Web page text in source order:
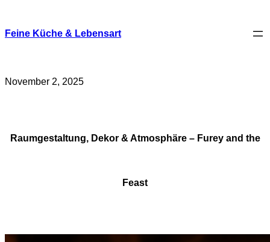
content
Feine Küche & Lebensart
November 2, 2025
Raumgestaltung, Dekor & Atmosphäre – Furey and the
Feast